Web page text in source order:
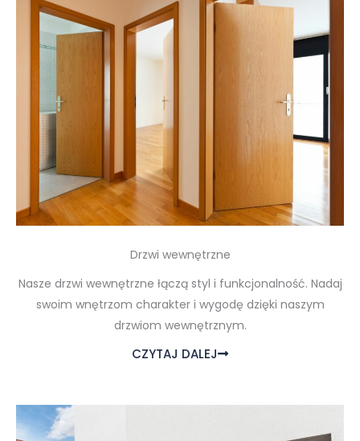
Drzwi wewnętrzne
Nasze drzwi wewnętrzne łączą styl i funkcjonalność. Nadaj
swoim wnętrzom charakter i wygodę dzięki naszym
drzwiom wewnętrznym.
CZYTAJ DALEJ